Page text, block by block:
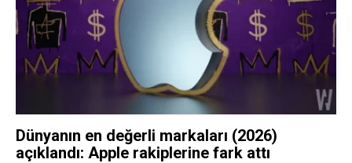
Dünyanın en değerli markaları (2026)
açıklandı: Apple rakiplerine fark attı